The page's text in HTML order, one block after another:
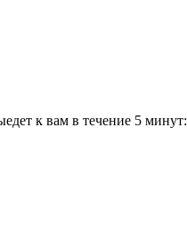
к вам в течение 5 минут: